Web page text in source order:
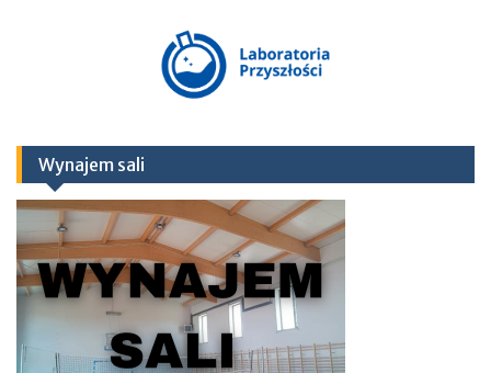
Wynajem sali